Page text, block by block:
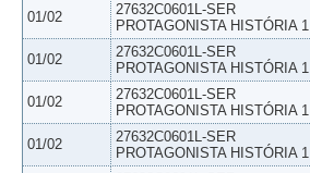
01/02
27632C0601L-SER
PROTAGONISTA HISTÓRIA 1
01/02
27632C0601L-SER
PROTAGONISTA HISTÓRIA 1
01/02
27632C0601L-SER
PROTAGONISTA HISTÓRIA 1
01/02
27632C0601L-SER
PROTAGONISTA HISTÓRIA 1